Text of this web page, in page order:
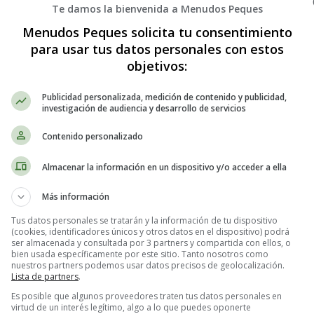
trabajar con los niños de primaria
Te damos la bienvenida a Menudos Peques
Menudos Peques solicita tu consentimiento
para usar tus datos personales con estos
objetivos:
Publicidad personalizada, medición de contenido y publicidad,
investigación de audiencia y desarrollo de servicios
Contenido personalizado
Almacenar la información en un dispositivo y/o acceder a ella
Más información
Tus datos personales se tratarán y la información de tu dispositivo
(cookies, identificadores únicos y otros datos en el dispositivo) podrá
ser almacenada y consultada por 3 partners y compartida con ellos, o
bien usada específicamente por este sitio. Tanto nosotros como
nuestros partners podemos usar datos precisos de geolocalización.
Lista de partners.
Es posible que algunos proveedores traten tus datos personales en
virtud de un interés legítimo, algo a lo que puedes oponerte